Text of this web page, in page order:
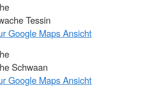
Tessin
Google Maps Ansicht
Schwaan
Google Maps Ansicht